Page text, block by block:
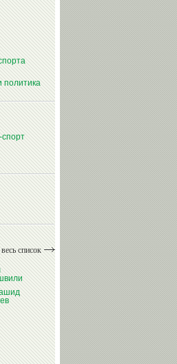
далее
политика
весь список